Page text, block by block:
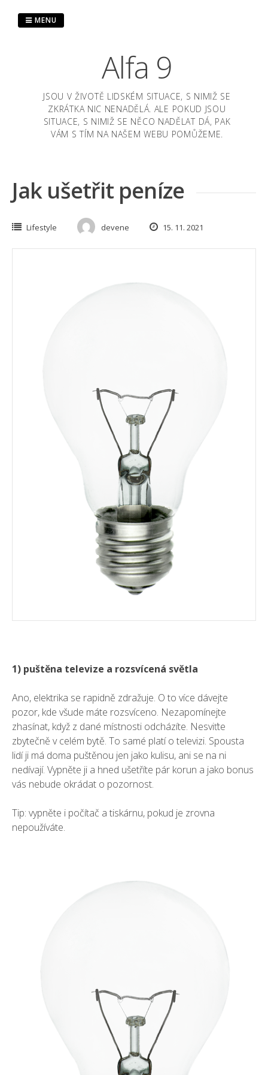
Alfa 9
JSOU V ŽIVOTĚ LIDSKÉM SITUACE, S NIMIŽ SE
ZKRÁTKA NIC NENADĚLÁ. ALE POKUD JSOU
SITUACE, S NIMIŽ SE NĚCO NADĚLAT DÁ, PAK
VÁM S TÍM NA NAŠEM WEBU POMŮŽEME.
MENU
Jak ušetřit peníze
Lifestyle devene 15. 11. 2021
1) puštěna televize a rozsvícená světla
Ano, elektrika se rapidně zdražuje. O to více dávejte
pozor, kde všude máte rozsvíceno. Nezapomínejte
zhasínat, když z dané místnosti odcházíte. Nesviťte
zbytečně v celém bytě. To samé platí o televizi. Spousta
lidí ji má doma puštěnou jen jako kulisu, ani se na ni
nedívají. Vypněte ji a hned ušetříte pár korun a jako bonus
vás nebude okrádat o pozornost.
Tip: vypněte i počítač a tiskárnu, pokud je zrovna
nepoužíváte.